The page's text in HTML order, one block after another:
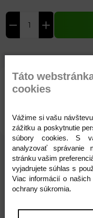
Parametre
Súvisiace
Táto
cookies
Vážime si vašu
zážitku a poskytnutie
súbory cookies. S
analyzovať správanie
stránku vašim
vyjadrujete súhlas s
Viac informácií o
ochrany súkromia.